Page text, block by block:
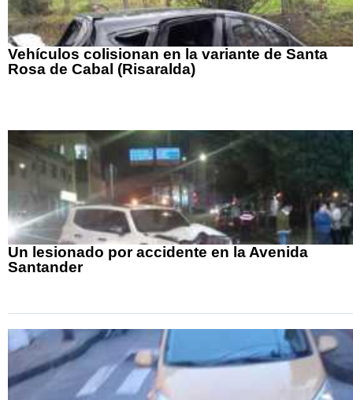
Vehículos colisionan en la variante de Santa
Rosa de Cabal (Risaralda)
Un lesionado por accidente en la Avenida
Santander